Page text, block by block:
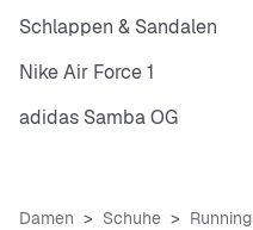
Schlappen & Sandalen
Nike Air Force 1
adidas Samba OG
Damen Schuhe Running